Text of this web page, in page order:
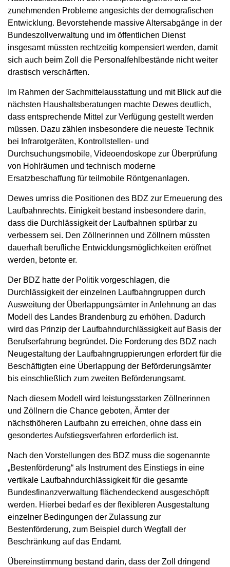
zunehmenden Probleme angesichts der demografischen
Entwicklung. Bevorstehende massive Altersabgänge in der
Bundeszollverwaltung und im öffentlichen Dienst
insgesamt müssten rechtzeitig kompensiert werden, damit
sich auch beim Zoll die Personalfehlbestände nicht weiter
drastisch verschärften.
Im Rahmen der Sachmittelausstattung und mit Blick auf die
nächsten Haushaltsberatungen machte Dewes deutlich,
dass entsprechende Mittel zur Verfügung gestellt werden
müssen. Dazu zählen insbesondere die neueste Technik
bei Infrarotgeräten, Kontrollstellen- und
Durchsuchungsmobile, Videoendoskope zur Überprüfung
von Hohlräumen und technisch moderne
Ersatzbeschaffung für teilmobile Röntgenanlagen.
Dewes umriss die Positionen des BDZ zur Erneuerung des
Laufbahnrechts. Einigkeit bestand insbesondere darin,
dass die Durchlässigkeit der Laufbahnen spürbar zu
verbessern sei. Den Zöllnerinnen und Zöllnern müssten
dauerhaft berufliche Entwicklungsmöglichkeiten eröffnet
werden, betonte er.
Der BDZ hatte der Politik vorgeschlagen, die
Durchlässigkeit der einzelnen Laufbahngruppen durch
Ausweitung der Überlappungsämter in Anlehnung an das
Modell des Landes Brandenburg zu erhöhen. Dadurch
wird das Prinzip der Laufbahndurchlässigkeit auf Basis der
Berufserfahrung begründet. Die Forderung des BDZ nach
Neugestaltung der Laufbahngruppierungen erfordert für die
Beschäftigten eine Überlappung der Beförderungsämter
bis einschließlich zum zweiten Beförderungsamt.
Nach diesem Modell wird leistungsstarken Zöllnerinnen
und Zöllnern die Chance geboten, Ämter der
nächsthöheren Laufbahn zu erreichen, ohne dass ein
gesondertes Aufstiegsverfahren erforderlich ist.
Nach den Vorstellungen des BDZ muss die sogenannte
„Bestenförderung“ als Instrument des Einstiegs in eine
vertikale Laufbahndurchlässigkeit für die gesamte
Bundesfinanzverwaltung flächendeckend ausgeschöpft
werden. Hierbei bedarf es der flexibleren Ausgestaltung
einzelner Bedingungen der Zulassung zur
Bestenförderung, zum Beispiel durch Wegfall der
Beschränkung auf das Endamt.
Übereinstimmung bestand darin, dass der Zoll dringend